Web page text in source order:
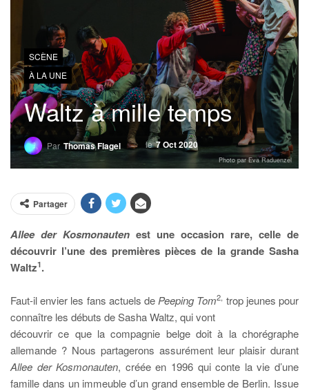
SCÈNE
À LA UNE
Waltz à mille temps
Par Thomas Flagel le7 Oct 2020
Photo par Eva Raduenzel
Partager
Allee der Kosmonauten est une occasion rare, celle de
découvrir l’une des premières pièces de la grande Sasha
Waltz1.
Faut-il envier les fans actuels de Peeping Tom2, trop jeunes pour
connaître les débuts de Sasha Waltz, qui vont
découvrir ce que la compagnie belge doit à la chorégraphe
allemande ? Nous partagerons assurément leur plaisir durant
Allee der Kosmonauten, créée en 1996 qui conte la vie d’une
famille dans un immeuble d’un grand ensemble de Berlin. Issue